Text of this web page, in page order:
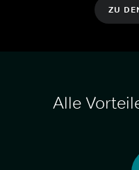
ZU
Alle